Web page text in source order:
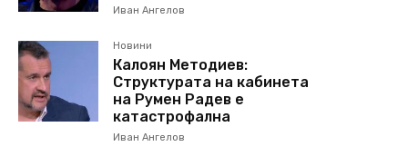
Иван Ангелов
Новини
Калоян Методиев:
Структурата на кабинета
на Румен Радев е
катастрофална
Иван Ангелов